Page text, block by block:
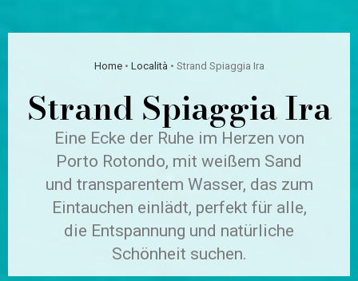
Home• Località • Strand Spiaggia Ira
Strand Spiaggia Ira
Eine Ecke der Ruhe im Herzen von
Porto Rotondo, mit weißem Sand
und transparentem Wasser, das zum
Eintauchen einlädt, perfekt für alle,
die Entspannung und natürliche
Schönheit suchen.